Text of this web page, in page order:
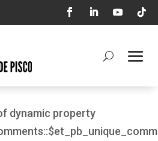
dynamic property